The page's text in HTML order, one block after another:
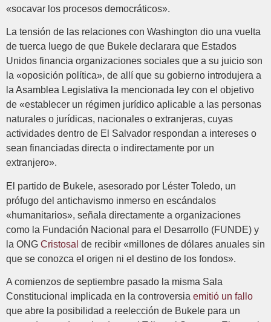
«socavar los procesos democráticos».
La tensión de las relaciones con Washington dio una vuelta
de tuerca luego de que Bukele declarara que Estados
Unidos financia organizaciones sociales que a su juicio son
la «oposición política», de allí que su gobierno introdujera a
la Asamblea Legislativa la mencionada ley con el objetivo
de «establecer un régimen jurídico aplicable a las personas
naturales o jurídicas, nacionales o extranjeras, cuyas
actividades dentro de El Salvador respondan a intereses o
sean financiadas directa o indirectamente por un
extranjero».
El partido de Bukele, asesorado por Léster Toledo, un
prófugo del antichavismo inmerso en escándalos
«humanitarios», señala directamente a organizaciones
como la Fundación Nacional para el Desarrollo (FUNDE) y
la ONG Cristosal de recibir «millones de dólares anuales sin
que se conozca el origen ni el destino de los fondos».
A comienzos de septiembre pasado la misma Sala
Constitucional implicada en la controversia emitió un fallo
que abre la posibilidad a reelección de Bukele para un